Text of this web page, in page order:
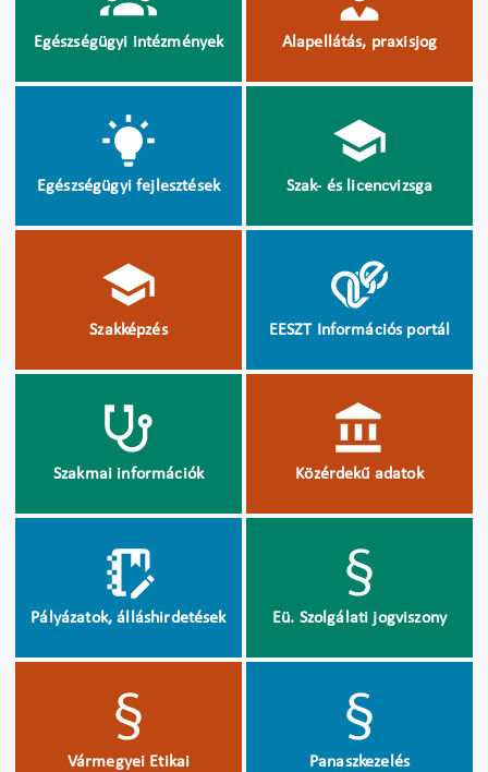
Egészségügyi intézmények Alapellátás, praxisjog
Egészségügyi fejlesztések Szak- és licencvizsga
Szakképzés EESZT Információs portál
Szakmai információk Közérdekű adatok
Pályázatok, álláshirdetések Eü. Szolgálati jogviszony
Vármegyei Etikai
Panaszkezelés